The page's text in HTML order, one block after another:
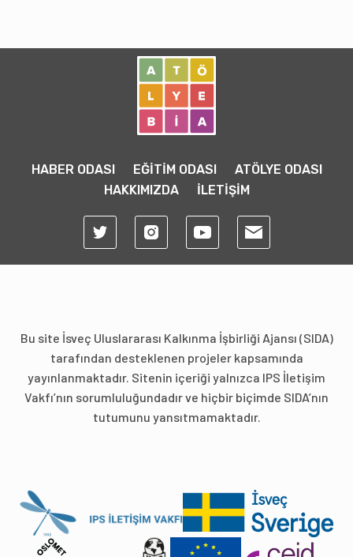
HABER ODASI EĞİTİM ODASI
ATÖLYE ODASI
HAKKIMIZDA
İLETİŞİM
Bu site İsveç Uluslararası Kalkınma İşbirliği Ajansı (SIDA)
tarafından desteklenen projeler kapsamında
yayınlanmaktadır. Sitenin içeriği yalnızca IPS İletişim
Vakfı’nın sorumluluğundadır ve hiçbir biçimde SIDA’nın
tutumunu yansıtmamaktadır.